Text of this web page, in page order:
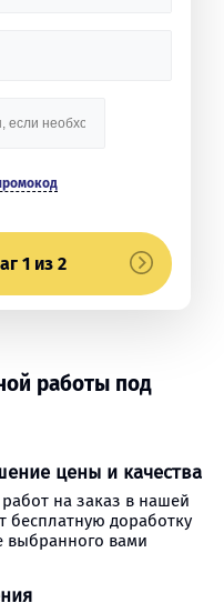
1 из 2
работы под
цены и качества
на заказ в нашей
бесплатную доработку
выбранного вами